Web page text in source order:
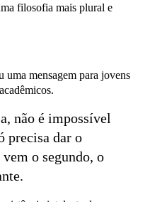
filosofia mais plural e
uma mensagem para jovens
não é impossível
precisa dar o
o segundo, o